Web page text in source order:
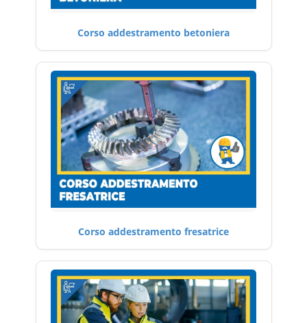
Corso addestramento betoniera
Corso addestramento fresatrice